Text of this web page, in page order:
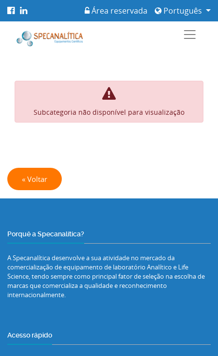
Português
Área reservada
Subcategoria não disponível para visualização
« Voltar
Porquê a Specanalítica?
A Specanalítica desenvolve a sua atividade no mercado da
comercialização de equipamento de laboratório Analítico e Life
Science, tendo sempre como principal fator de seleção na escolha de
marcas que comercializa a qualidade e reconhecimento
internacionalmente.
Acesso rápido